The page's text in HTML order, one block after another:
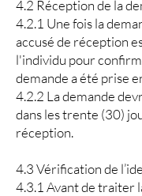
4.2 Réception de la
4.2.1 Une fois la
accusé de réception
l'individu pour
demande a été prise
4.2.2 La demande
dans les trente (30)
réception.
4.3 Vérification de
4.3.1 Avant de traiter